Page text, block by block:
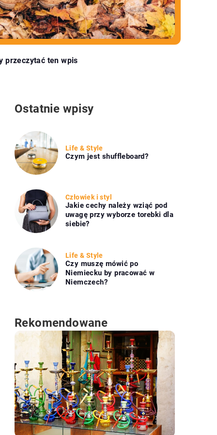
przeczytać ten wpis
Ostatnie wpisy
Life & Style
Czym jest shuffleboard?
Człowiek i styl
Jakie cechy należy wziąć pod
uwagę przy wyborze torebki dla
siebie?
Life & Style
Czy muszę mówić po
Niemiecku by pracować w
Niemczech?
Rekomendowane